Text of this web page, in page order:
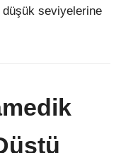
düşük seviyelerine